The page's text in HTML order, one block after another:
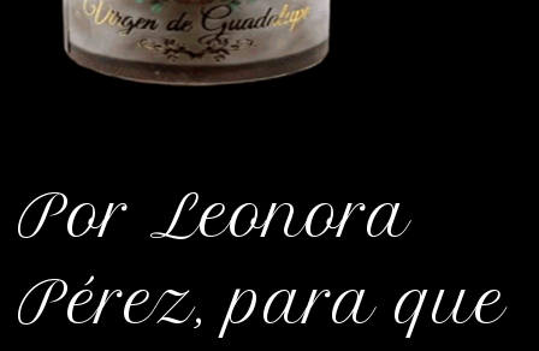
Por Leonora
Pérez, para que